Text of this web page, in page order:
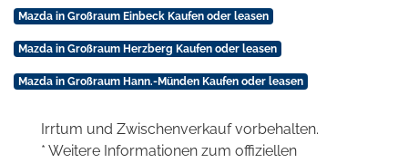
Mazda in Großraum Einbeck Kaufen oder leasen
Mazda in Großraum Herzberg Kaufen oder leasen
Mazda in Großraum Hann.-Münden Kaufen oder leasen
Irrtum und Zwischenverkauf vorbehalten.
* Weitere Informationen zum offiziellen